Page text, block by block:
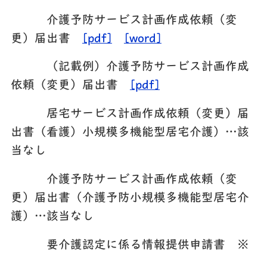
介護予防サービス計画作成依頼（変
更）届出書
[pdf] [word]
（記載例）介護予防サービス計画作成
依頼（変更）届出書
[pdf]
居宅サービス計画作成依頼（変更）届
出書（看護）小規模多機能型居宅介護）…該
当なし
介護予防サービス計画作成依頼（変
更）届出書（介護予防小規模多機能型居宅介
護）…該当なし
要介護認定に係る情報提供申請書 ※